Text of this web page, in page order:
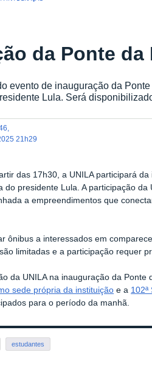
da Ponte da
evento de inauguração da
Lula. Será
21h29
das 17h30, a UNILA participará
do presidente Lula. A participação
a empreendimentos que
ônibus a interessados em
limitadas e a participação requer
da UNILA na inauguração da Ponte
sede própria da instituição e a
para o período da manhã.
estudantes